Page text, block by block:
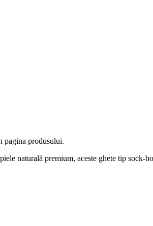
pagina produsului.
naturală premium, aceste ghete tip sock-